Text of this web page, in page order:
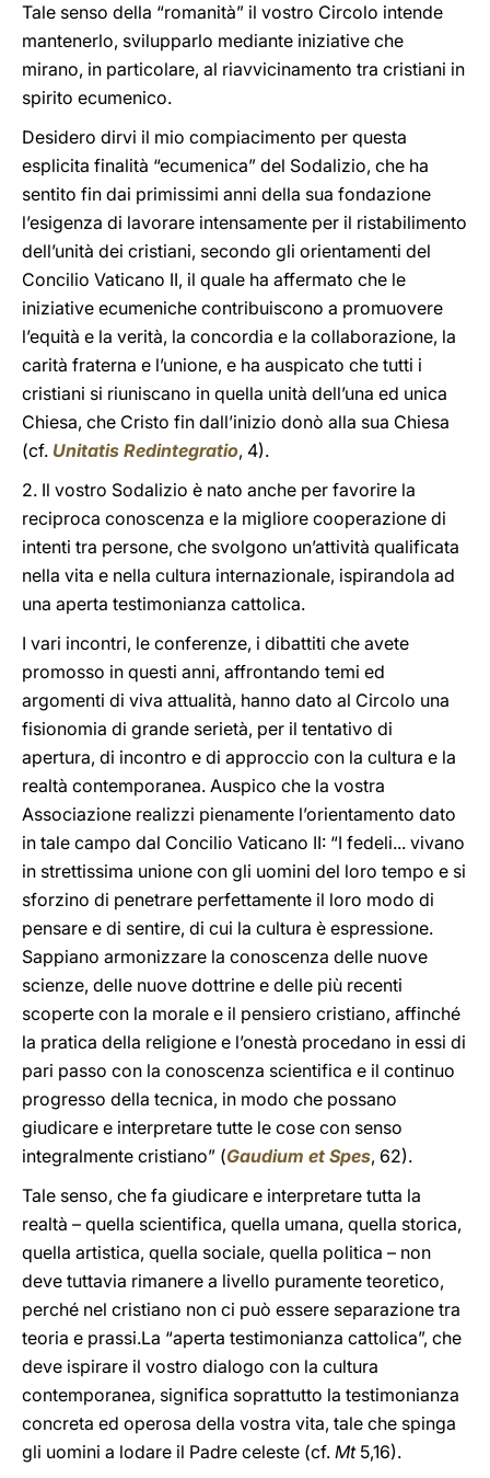
Tale senso della “romanità” il vostro Circolo intende
mantenerlo, svilupparlo mediante iniziative che
mirano, in particolare, al riavvicinamento tra cristiani in
spirito ecumenico.
Desidero dirvi il mio compiacimento per questa
esplicita finalità “ecumenica” del Sodalizio, che ha
sentito fin dai primissimi anni della sua fondazione
l’esigenza di lavorare intensamente per il ristabilimento
dell’unità dei cristiani, secondo gli orientamenti del
Concilio Vaticano II, il quale ha affermato che le
iniziative ecumeniche contribuiscono a promuovere
l’equità e la verità, la concordia e la collaborazione, la
carità fraterna e l’unione, e ha auspicato che tutti i
cristiani si riuniscano in quella unità dell’una ed unica
Chiesa, che Cristo fin dall’inizio donò alla sua Chiesa
(cf. Unitatis Redintegratio, 4).
2. Il vostro Sodalizio è nato anche per favorire la
reciproca conoscenza e la migliore cooperazione di
intenti tra persone, che svolgono un’attività qualificata
nella vita e nella cultura internazionale, ispirandola ad
una aperta testimonianza cattolica.
I vari incontri, le conferenze, i dibattiti che avete
promosso in questi anni, affrontando temi ed
argomenti di viva attualità, hanno dato al Circolo una
fisionomia di grande serietà, per il tentativo di
apertura, di incontro e di approccio con la cultura e la
realtà contemporanea. Auspico che la vostra
Associazione realizzi pienamente l’orientamento dato
in tale campo dal Concilio Vaticano II: “I fedeli... vivano
in strettissima unione con gli uomini del loro tempo e si
sforzino di penetrare perfettamente il loro modo di
pensare e di sentire, di cui la cultura è espressione.
Sappiano armonizzare la conoscenza delle nuove
scienze, delle nuove dottrine e delle più recenti
scoperte con la morale e il pensiero cristiano, affinché
la pratica della religione e l’onestà procedano in essi di
pari passo con la conoscenza scientifica e il continuo
progresso della tecnica, in modo che possano
giudicare e interpretare tutte le cose con senso
integralmente cristiano” (Gaudium et Spes, 62).
Tale senso, che fa giudicare e interpretare tutta la
realtà – quella scientifica, quella umana, quella storica,
quella artistica, quella sociale, quella politica – non
deve tuttavia rimanere a livello puramente teoretico,
perché nel cristiano non ci può essere separazione tra
teoria e prassi.La “aperta testimonianza cattolica”, che
deve ispirare il vostro dialogo con la cultura
contemporanea, significa soprattutto la testimonianza
concreta ed operosa della vostra vita, tale che spinga
gli uomini a lodare il Padre celeste (cf. Mt5,16).